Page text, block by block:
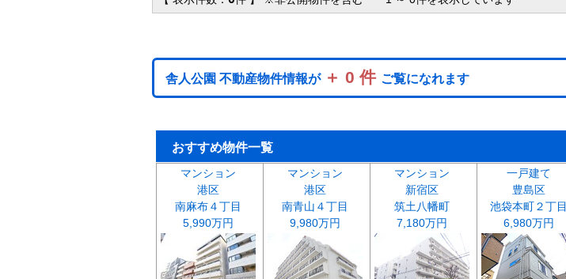
舎人公園 不動産物件情報が ＋ 0 件 ご覧になれます
おすすめ物件一覧
マンション
港区
南麻布４丁目
5,990万円
マンション
港区
南青山４丁目
9,980万円
マンション
新宿区
筑土八幡町
7,180万円
一戸建て
豊島区
池袋本町２丁目
6,980万円